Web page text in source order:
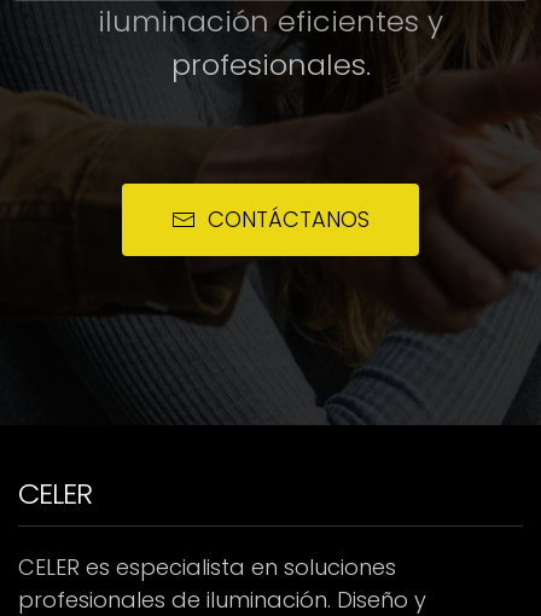
iluminación eficientes y
profesionales.
CONTÁCTANOS
CELER
CELER es especialista en soluciones
profesionales de iluminación. Diseño y